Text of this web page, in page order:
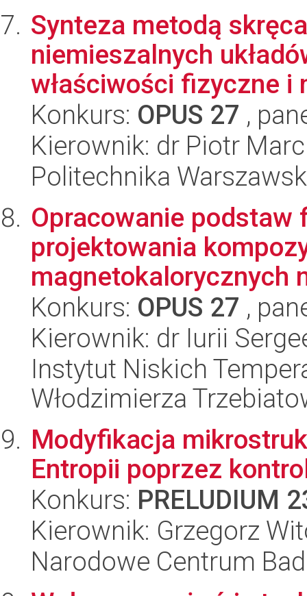
Synteza metodą
niemieszalnych
właściwości fizyczne i
Konkurs: OPUS 27 ,
Kierownik: dr Piotr
Politechnika
Opracowanie podstaw
projektowania
magnetokalorycznych
Konkurs: OPUS 27 ,
Kierownik: dr Iurii
Instytut Niskich
Włodzimierza
Modyfikacja
Entropii poprzez
Konkurs: PRELUDIUM
Kierownik: Grzegorz
Narodowe Centrum